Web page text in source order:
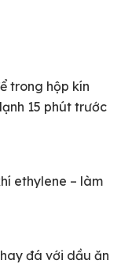
trong hộp kín
15 phút trước
ethylene – làm
đá với dầu ăn